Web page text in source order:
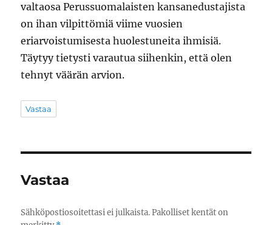
valtaosa Perussuomalaisten kansanedustajista
on ihan vilpittömiä viime vuosien
eriarvoistumisesta huolestuneita ihmisiä.
Täytyy tietysti varautua siihenkin, että olen
tehnyt väärän arvion.
Vastaa
Vastaa
Sähköpostiosoitettasi ei julkaista. Pakolliset kentät on